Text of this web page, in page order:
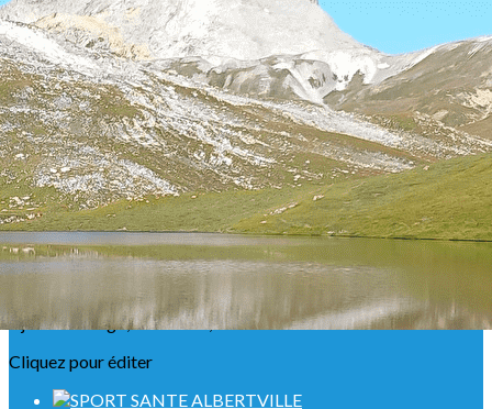
Exporter les lignes sélectionnées
Exporter toutes les colonnes
Exporter uniquement les colonnes affichées
Menu
<
>
Présentation
Nos ABR
Agenda Raquettes
Agenda Randonnées
Sorties en refuge
Infos urgentes
Ajoutez un logo, un bouton, des réseaux sociaux
Cliquez pour éditer